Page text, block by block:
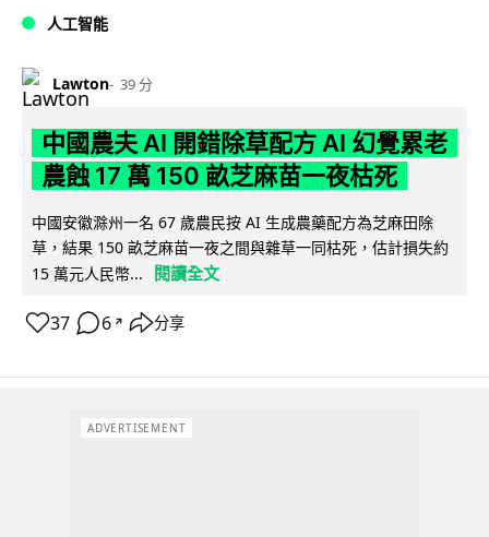
人工智能
Lawton 39 分
中國農夫 AI 開錯除草配方 AI 幻覺累老
農蝕 17 萬 150 畝芝麻苗一夜枯死
中國安徽滁州一名 67 歲農民按 AI 生成農藥配方為芝麻田除
草，結果 150 畝芝麻苗一夜之間與雜草一同枯死，估計損失約
15 萬元人民幣...
閱讀全文
37 6 ↗ 分享
ADVERTISEMENT